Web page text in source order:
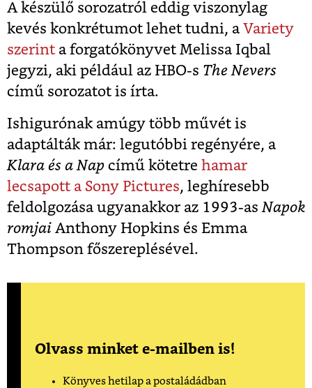
A készülő sorozatról eddig viszonylag
kevés konkrétumot lehet tudni, aVariety
szerint a forgatókönyvet Melissa Iqbal
jegyzi, aki például az HBO-s The Nevers
című sorozatot is írta.
Ishigurónak amúgy több művét is
adaptálták már: legutóbbi regényére, a
Klara és a Nap című kötetre hamar
lecsapott a Sony Pictures, leghíresebb
feldolgozása ugyanakkor az 1993-as Napok
romjai Anthony Hopkins és Emma
Thompson főszereplésével.
Olvass minket e-mailben is!
Könyves hetilap a postaládádban